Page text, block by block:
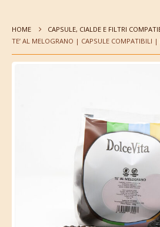
HOME CAPSULE, CIALDE E FILTRI
TE’ AL MELOGRANO | CAPSULE COMPATIBILI |